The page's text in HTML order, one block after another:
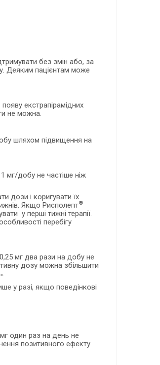
без змін або, за
Деяким пацієнтам може
екстрапірамідних
не можна.
шляхом підвищення на
мг/добу не частіше ніж
дози і коригувати їх
Якщо Рисполепт®
у перші тижні терапії.
перебігу
мг два рази на добу не
дозу можна збільшити
у разі, якщо поведінкові
один раз на день не
позитивного ефекту